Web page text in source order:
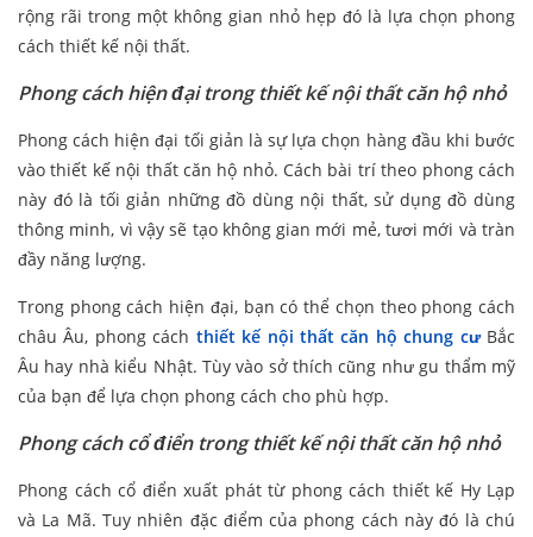
rộng rãi trong một không gian nhỏ hẹp đó là lựa chọn phong
cách thiết kế nội thất.
Phong cách hiện đại trong thiết kế nội thất căn hộ nhỏ
Phong cách hiện đại tối giản là sự lựa chọn hàng đầu khi bước
vào thiết kế nội thất căn hộ nhỏ. Cách bài trí theo phong cách
này đó là tối giản những đồ dùng nội thất, sử dụng đồ dùng
thông minh, vì vậy sẽ tạo không gian mới mẻ, tươi mới và tràn
đầy năng lượng.
Trong phong cách hiện đại, bạn có thể chọn theo phong cách
châu Âu, phong cách thiết kế nội thất căn hộ chung cưBắc
Âu hay nhà kiểu Nhật. Tùy vào sở thích cũng như gu thẩm mỹ
của bạn để lựa chọn phong cách cho phù hợp.
Phong cách cổ điển trong thiết kế nội thất căn hộ nhỏ
Phong cách cổ điển xuất phát từ phong cách thiết kế Hy Lạp
và La Mã. Tuy nhiên đặc điểm của phong cách này đó là chú